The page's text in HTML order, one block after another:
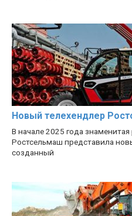
Новый телехендлер
В начале 2025 года
Ростсельмаш представила
созданный